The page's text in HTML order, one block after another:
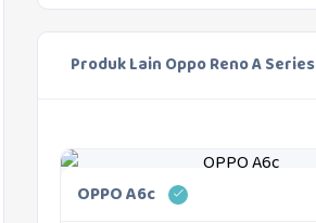
Produk Lain Oppo Reno A Series
OPPO A6c